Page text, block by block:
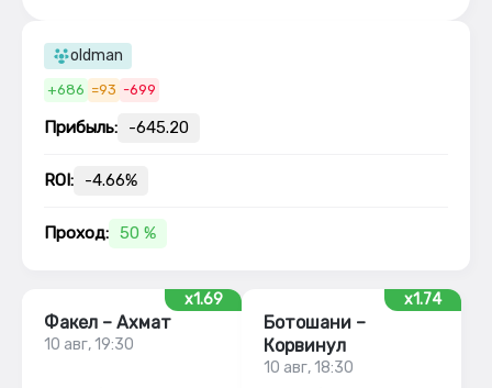
oldman
+686 =93 -699
Прибыль: -645.20
ROI: -4.66%
Проход: 50 %
x1.69
Факел – Ахмат
10 авг, 19:30
x1.74
Ботошани –
Корвинул
10 авг, 18:30